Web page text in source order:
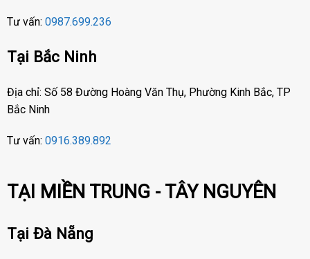
Tư vấn: 0987.699.236
Tại Bắc Ninh
Địa chỉ: Số 58 Đường Hoàng Văn Thụ, Phường Kinh Bắc, TP
Bắc Ninh
Tư vấn: 0916.389.892
TẠI MIỀN TRUNG - TÂY NGUYÊN
Tại Đà Nẵng